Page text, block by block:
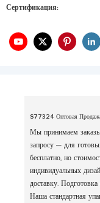
Сертификация:
S77324 Оптовая
Мы принимаем
запросу — для
бесплатно, но
индивидуальных
доставку.
Наша стандартная